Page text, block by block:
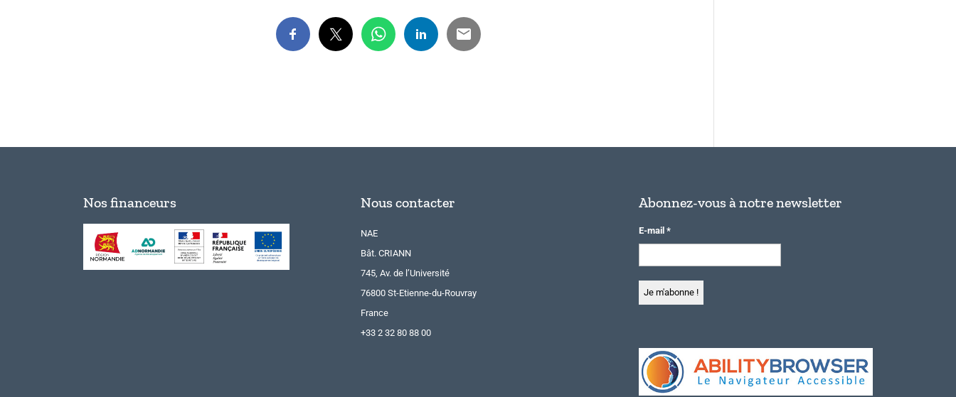
Nos financeurs Nous contacter
NAE
Bât. CRIANN
745, Av. de l’Université
76800 St-Etienne-du-Rouvray
France
+33 2 32 80 88 00
Abonnez-vous à notre newsletter
E-mail *